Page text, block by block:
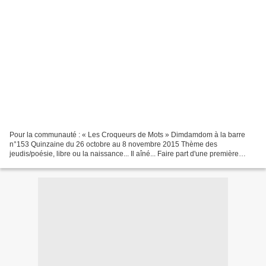
Pour la communauté : « Les Croqueurs de Mots » Dimdamdom à la barre
n°153 Quinzaine du 26 octobre au 8 novembre 2015 Thème des
jeudis/poésie, libre ou la naissance... Il aîné... Faire part d'une première